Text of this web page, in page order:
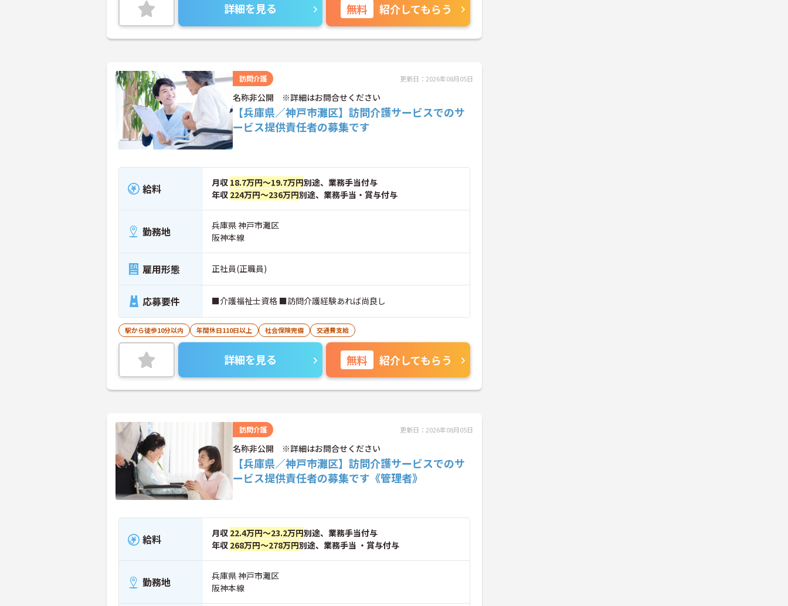
詳細を見る 無料 紹介してもらう
訪問介護 更新日：2026年08月05日
名称非公開 ※詳細はお問合せください
【兵庫県／神戸市灘区】訪問介護サービスでのサ
ービス提供責任者の募集です
給料 月収 18.7万円～19.7万円別途、業務手当付与
年収 224万円～236万円別途、業務手当・賞与付与
勤務地
兵庫県 神戸市灘区
阪神本線
雇用形態 正社員(正職員)
応募要件 ■介護福祉士資格 ■訪問介護経験あれば尚良し
駅から徒歩10分以内 年間休日110日以上 社会保険完備 交通費支給
詳細を見る 無料 紹介してもらう
訪問介護 更新日：2026年08月05日
名称非公開 ※詳細はお問合せください
【兵庫県／神戸市灘区】訪問介護サービスでのサ
ービス提供責任者の募集です《管理者》
給料 月収 22.4万円～23.2万円別途、業務手当付与
年収 268万円～278万円別途、業務手当 ・賞与付与
勤務地
兵庫県 神戸市灘区
阪神本線